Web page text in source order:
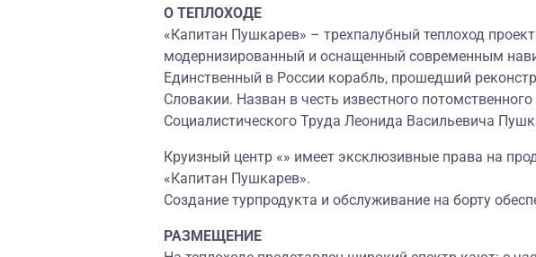
О ТЕПЛОХОДЕ
«Капитан Пушкарев» – трехпалубный теплоход
модернизированный и оснащенный современным
Единственный в России корабль, прошедший
Словакии. Назван в честь известного потомственного
Социалистического Труда Леонида Васильевича
Круизный центр «» имеет эксклюзивные права на
«Капитан Пушкарев».
Создание турпродукта и обслуживание на борту
РАЗМЕЩЕНИЕ